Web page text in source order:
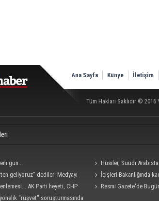
Ana Sayfa Künye İletişim
Tüm Hakları Saklıdır © 2016
gün...
Husiler, Suudi
kamikaze İHA ile "hassas
geliyoruz" dediler: Medyayı
ifşa oldu
İçişleri Bakanlığında
mücadele konulu güvenlik
AK Parti heyeti, CHP
Resmi Gazete'de
"rüşvet" soruşturmasında